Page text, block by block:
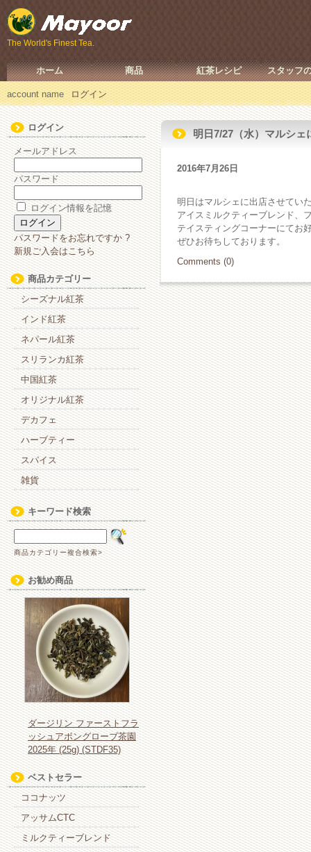
The World's Finest Tea.
ホーム 商品 紅茶レシピ スタッフ
account name ログイン
ログイン
メールアドレス
パスワード
ログイン情報を記憶
パスワードをお忘れですか ?
新規ご入会はこちら
商品カテゴリー
シーズナル紅茶
インド紅茶
ネパール紅茶
スリランカ紅茶
中国紅茶
オリジナル紅茶
デカフェ
ハーブティー
スパイス
雑貨
キーワード検索
商品カテゴリー複合検索>
お勧め商品
ダージリン ファーストフラ
ッシュアボングローブ茶園
2025年 (25g) (STDF35)
ベストセラー
ココナッツ
アッサムCTC
ミルクティーブレンド
明日7/27（水）マルシェ
2016年7月26日
明日はマルシェに出店させてい
アイスミルクティーブレンド、
テイスティングコーナーにてお
ぜひお待ちしております。
Comments (0)